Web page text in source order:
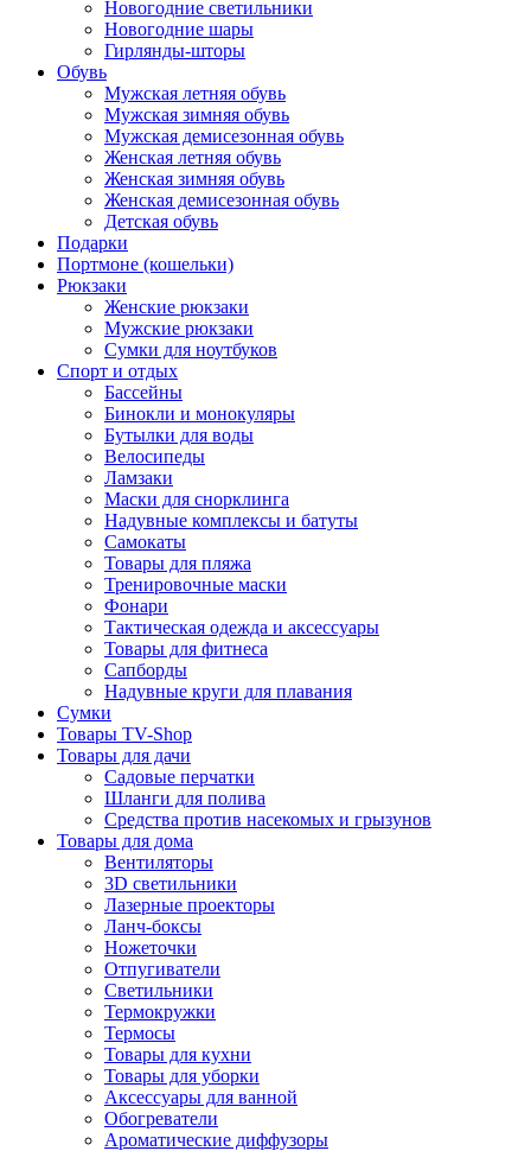
Новогодние светильники
Новогодние шары
Гирлянды-шторы
Обувь
Мужская летняя обувь
Мужская зимняя обувь
Мужская демисезонная обувь
Женская летняя обувь
Женская зимняя обувь
Женская демисезонная обувь
Детская обувь
Подарки
Портмоне (кошельки)
Рюкзаки
Женские рюкзаки
Мужские рюкзаки
Сумки для ноутбуков
Спорт и отдых
Бассейны
Бинокли и монокуляры
Бутылки для воды
Велосипеды
Ламзаки
Маски для снорклинга
Надувные комплексы и батуты
Самокаты
Товары для пляжа
Тренировочные маски
Фонари
Тактическая одежда и аксессуары
Товары для фитнеса
Сапборды
Надувные круги для плавания
Сумки
Товары TV-Shop
Товары для дачи
Садовые перчатки
Шланги для полива
Средства против насекомых и грызунов
Товары для дома
Вентиляторы
3D светильники
Лазерные проекторы
Ланч-боксы
Ножеточки
Отпугиватели
Светильники
Термокружки
Термосы
Товары для кухни
Товары для уборки
Аксессуары для ванной
Обогреватели
Ароматические диффузоры